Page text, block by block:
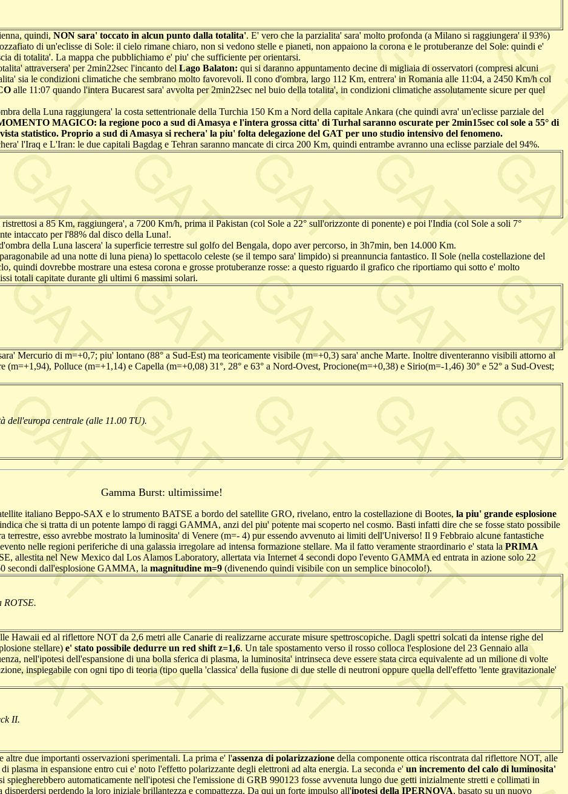
quindi, NON sara' toccato in alcun punto dalla totalita'. E' vero che la parzialita' sara' molto profonda (a Milano si raggiungera' il 93%)
di un'eclisse di Sole: il cielo rimane chiaro, non si vedono stelle e pianeti, non appaiono la corona e le protuberanze del Sole: quindi e'
di totalita'. La mappa che pubblichiamo e' piu' che sufficiente per orientarsi.
attraversera' per 2min22sec l'incanto del Lago Balaton: qui si daranno appuntamento decine di migliaia di osservatori (compresi alcuni
sia le condizioni climatiche che sembrano molto favorevoli. Il cono d'ombra, largo 112 Km, entrera' in Romania alle 11:04, a 2450 Km/h col
alle 11:07 quando l'intera Bucarest sara' avvolta per 2min22sec nel buio della totalita', in condizioni climatiche assolutamente sicure per quel
della Luna raggiungera' la costa settentrionale della Turchia 150 Km a Nord della capitale Ankara (che quindi avra' un'eclisse parziale del
MAGICO: la regione poco a sud di Amasya e l'intera grossa citta' di Turhal saranno oscurate per 2min15sec col sole a 55° di
statistico. Proprio a sud di Amasya si rechera' la piu' folta delegazione del GAT per uno studio intensivo del fenomeno.
l'Iraq e L'Iran: le due capitali Bagdag e Tehran saranno mancate di circa 200 Km, quindi entrambe avranno una eclisse parziale del 94%.
a 85 Km, raggiungera', a 7200 Km/h, prima il Pakistan (col Sole a 22° sull'orizzonte di ponente) e poi l'India (col Sole a soli 7°
intaccato per l'88% dal disco della Luna!.
della Luna lascera' la superficie terrestre sul golfo del Bengala, dopo aver percorso, in 3h7min, ben 14.000 Km.
ad una notte di luna piena) lo spettacolo celeste (se il tempo sara' limpido) si preannuncia fantastico. Il Sole (nella costellazione del
dovrebbe mostrare una estesa corona e grosse protuberanze rosse: a questo riguardo il grafico che riportiamo qui sotto e' molto
totali capitate durante gli ultimi 6 massimi solari.
Mercurio di m=+0,7; piu' lontano (88° a Sud-Est) ma teoricamente visibile (m=+0,3) sara' anche Marte. Inoltre diventeranno visibili attorno al
(m=+1,94), Polluce (m=+1,14) e Capella (m=+0,08) 31°, 28° e 63° a Nord-Ovest, Procione(m=+0,38) e Sirio(m=-1,46) 30° e 52° a Sud-Ovest;
dell'europa centrale (alle 11.00 TU).
Gamma Burst: ultimissime!
italiano Beppo-SAX e lo strumento BATSE a bordo del satellite GRO, rivelano, entro la costellazione di Bootes, la piu' grande esplosione
che si tratta di un potente lampo di raggi GAMMA, anzi del piu' potente mai scoperto nel cosmo. Basti infatti dire che se fosse stato possibile
esso avrebbe mostrato la luminosita' di Venere (m=- 4) pur essendo avvenuto ai limiti dell'Universo! Il 9 Febbraio alcune fantastiche
nelle regioni periferiche di una galassia irregolare ad intensa formazione stellare. Ma il fatto veramente straordinario e' stata la PRIMA
allestita nel New Mexico dal Los Alamos Laboratory, allertata via Internet 4 secondi dopo l'evento GAMMA ed entrata in azione solo 22
secondi dall'esplosione GAMMA, la magnitudine m=9 (divenendo quindi visibile con un semplice binocolo!).
ROTSE.
Hawaii ed al riflettore NOT da 2,6 metri alle Canarie di realizzarne accurate misure spettroscopiche. Dagli spettri solcati da intense righe del
stellare) e' stato possibile dedurre un red shift z=1,6. Un tale spostamento verso il rosso colloca l'esplosione del 23 Gennaio alla
nell'ipotesi dell'espansione di una bolla sferica di plasma, la luminosita' intrinseca deve essere stata circa equivalente ad un milione di volte
inspiegabile con ogni tipo di teoria (tipo quella 'classica' della fusione di due stelle di neutroni oppure quella dell'effetto 'lente gravitazionale'
II.
altre due importanti osservazioni sperimentali. La prima e' l'assenza di polarizzazione della componente ottica riscontrata dal riflettore NOT, alle
plasma in espansione entro cui e' noto l'effetto polarizzante degli elettroni ad alta energia. La seconda e' un incremento del calo di luminosita'
spiegherebbero automaticamente nell'ipotesi che l'emissione di GRB 990123 fosse avvenuta lungo due getti inizialmente stretti e collimati in
perdendo la loro iniziale brillantezza e compattezza. Da qui un forte impulso all'ipotesi della IPERNOVA, basato su un nuovo